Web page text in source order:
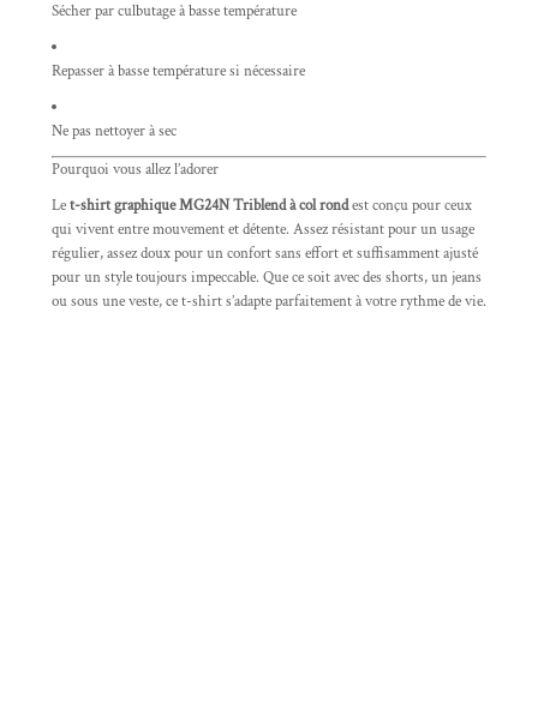
Sécher par culbutage à basse température
Repasser à basse température si nécessaire
Ne pas nettoyer à sec
Pourquoi vous allez l’adorer
Let-shirt graphique MG24N Triblend à col rondest conçu pour ceux
qui vivent entre mouvement et détente. Assez résistant pour un usage
régulier, assez doux pour un confort sans effort et suffisamment ajusté
pour un style toujours impeccable. Que ce soit avec des shorts, un jeans
ou sous une veste, ce t-shirt s’adapte parfaitement à votre rythme de vie.